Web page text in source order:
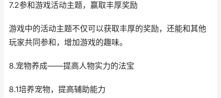
7.2参和游戏活动主题，赢取丰厚奖励
游戏中的活动主题不仅可以获取丰厚的奖励，还能和其他
玩家共同参和，增加游戏的趣味。
8.宠物养成——提高人物实力的法宝
8.1培养宠物，提高辅助能力